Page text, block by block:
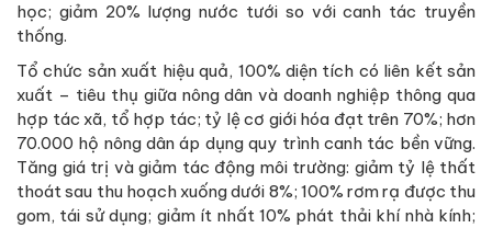
học; giảm 20% lượng nước tưới so với canh tác truyền
thống.
Tổ chức sản xuất hiệu quả, 100% diện tích có liên kết sản
xuất – tiêu thụ giữa nông dân và doanh nghiệp thông qua
hợp tác xã, tổ hợp tác; tỷ lệ cơ giới hóa đạt trên 70%; hơn
70.000 hộ nông dân áp dụng quy trình canh tác bền vững.
Tăng giá trị và giảm tác động môi trường: giảm tỷ lệ thất
thoát sau thu hoạch xuống dưới 8%; 100% rơm rạ được thu
gom, tái sử dụng; giảm ít nhất 10% phát thải khí nhà kính;